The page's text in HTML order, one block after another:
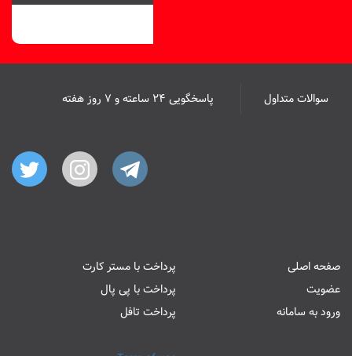
سوالات متداول پاسخگویی ۲۴ ساعته و ۷ روز هفته
صفحه اصلی
عضویت
ورود به سامانه
پرداخت با مستر کارت
پرداخت با پی پال
پرداخت تافل